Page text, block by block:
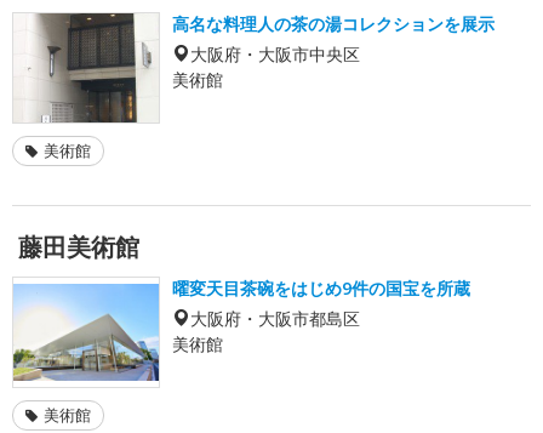
高名な料理人の茶の湯コレクションを展示
大阪府・大阪市中央区
美術館
美術館
藤田美術館
曜変天目茶碗をはじめ9件の国宝を所蔵
大阪府・大阪市都島区
美術館
美術館